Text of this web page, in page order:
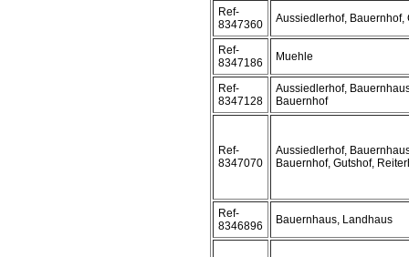
Ref-
8347360
Aussiedlerhof, Bauernhof,
Ref-
8347186
Muehle
Ref-
8347128
Aussiedlerhof,
Bauernhof
Ref-
8347070
Aussiedlerhof,
Bauernhof, Gutshof,
Ref-
8346896
Bauernhaus, Landhaus